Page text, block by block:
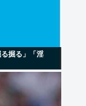
掘る」「淫